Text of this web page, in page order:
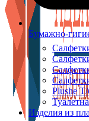
Бумажно-
Plushe
Изделия из